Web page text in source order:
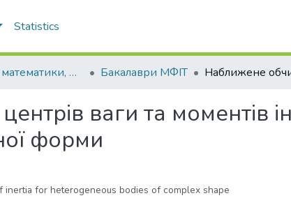
Statistics
Факультет математики, фізики та інформаційних технологій Бакалаври МФІТ
ваги та моментів
форми
for heterogeneous bodies of complex shape